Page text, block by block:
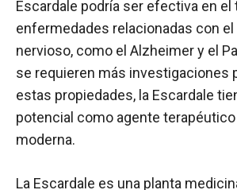
Escardale podría ser efectiva en el
enfermedades relacionadas con
nervioso, como el Alzheimer y el
se requieren más investigaciones
estas propiedades, la Escardale
potencial como agente
moderna.
La Escardale es una planta